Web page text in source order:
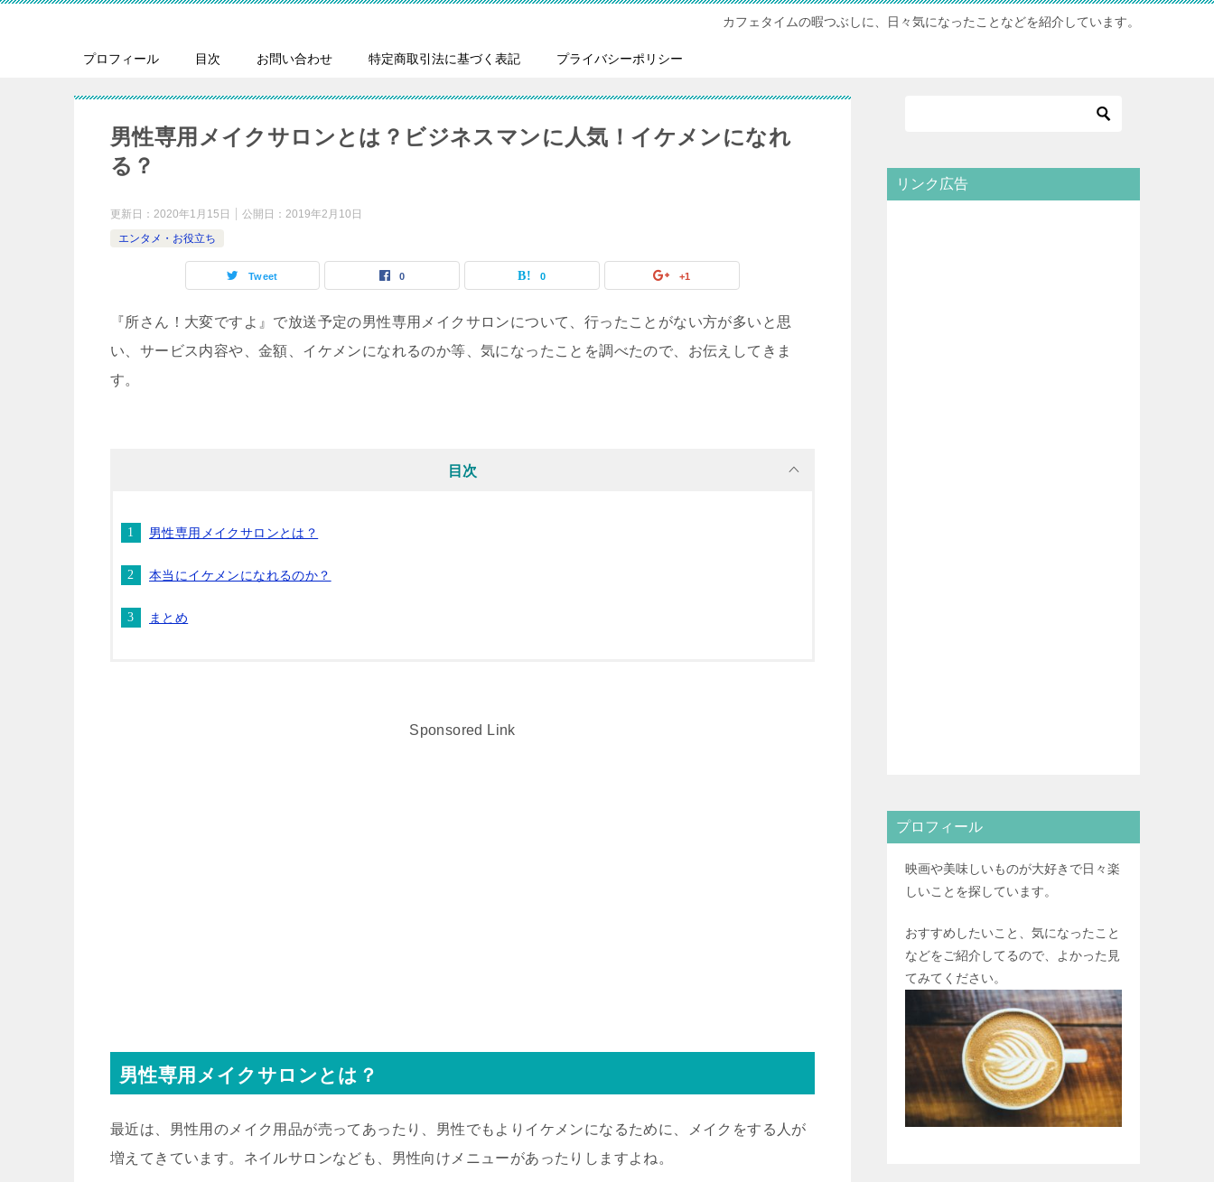
カフェタイムの暇つぶしに、日々気になったことなどを紹介しています。
プロフィール 目次 お問い合わせ 特定商取引法に基づく表記 プライバシーポリシー
男性専用メイクサロンとは？ビジネスマンに人気！イケメンになれ
る？
更新日： 2020年1月15日 公開日： 2019年2月10日
エンタメ・お役立ち
Tweet 0 0 +1
『所さん！大変ですよ』で放送予定の男性専用メイクサロンについて、行ったことがない方が多いと思
い、サービス内容や、金額、イケメンになれるのか等、気になったことを調べたので、お伝えしてきま
す。
目次
男性専用メイクサロンとは？
本当にイケメンになれるのか？
まとめ
Sponsored Link
男性専用メイクサロンとは？
最近は、男性用のメイク用品が売ってあったり、男性でもよりイケメンになるために、メイクをする人が
増えてきています。ネイルサロンなども、男性向けメニューがあったりしますよね。
リンク広告
プロフィール
映画や美味しいものが大好きで日々楽
しいことを探しています。
おすすめしたいこと、気になったこと
などをご紹介してるので、よかった見
てみてください。